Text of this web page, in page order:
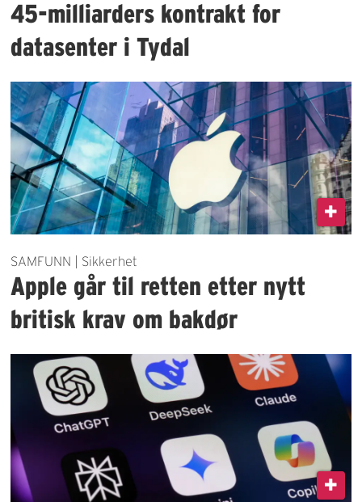
45-milliarders kontrakt for
datasenter i Tydal
SAMFUNN | Sikkerhet
Apple går til retten etter nytt
britisk krav om bakdør